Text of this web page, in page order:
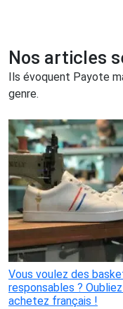
Nos articles
Ils évoquent Payote
genre.
Vous voulez des
responsables ?
achetez français !